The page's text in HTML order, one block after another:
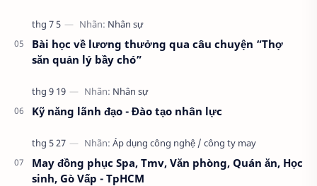
Bài học về lương thưởng qua câu chuyện “Thợ
săn quản lý bầy chó”
Kỹ năng lãnh đạo - Đào tạo nhân lực
May đồng phục Spa, Tmv, Văn phòng, Quán ăn, Học
sinh, Gò Vấp - TpHCM